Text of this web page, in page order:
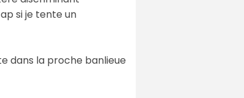
si je tente un
dans la proche banlieue